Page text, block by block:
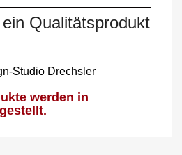
Qualitätsprodukt
werden in